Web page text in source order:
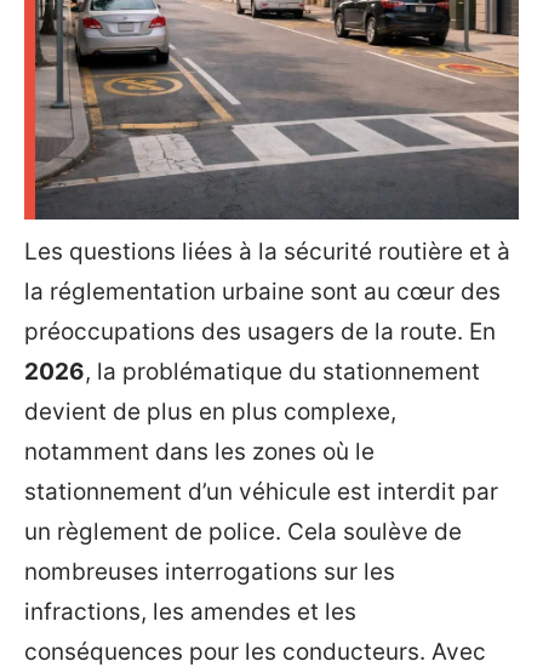
Les questions liées à la sécurité routière et à
la réglementation urbaine sont au cœur des
préoccupations des usagers de la route. En
2026, la problématique du stationnement
devient de plus en plus complexe,
notamment dans les zones où le
stationnement d’un véhicule est interdit par
un règlement de police. Cela soulève de
nombreuses interrogations sur les
infractions, les amendes et les
conséquences pour les conducteurs. Avec